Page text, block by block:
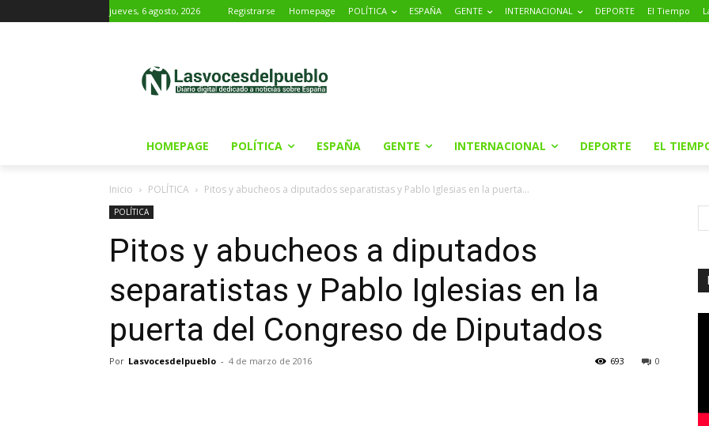
jueves, 6 agosto, 2026 Registrarse Homepage POLÍTICA ESPAÑA GENTE INTERNACIONAL DEPORTE El Tiempo
HOMEPAGE POLÍTICA ESPAÑA GENTE INTERNACIONAL DEPORTE EL
Inicio POLÍTICA Pitos y abucheos a diputados separatistas y Pablo Iglesias en la puerta...
POLÍTICA
Pitos y abucheos a diputados
separatistas y Pablo Iglesias en la
puerta del Congreso de Diputados
Por Lasvocesdelpueblo - 4 de marzo de 2016 0
693